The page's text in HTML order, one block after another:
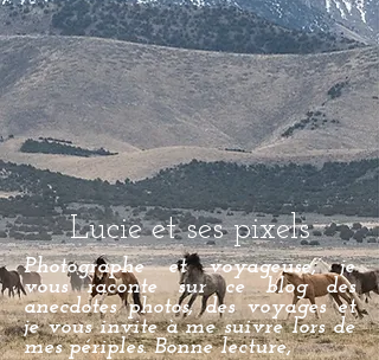
Lucie et ses pixels
Photographe et voyageuse, je
vous raconte sur ce blog des
anecdotes photos, des voyages et
je vous invite à me suivre lors de
mes périples. Bonne lecture,